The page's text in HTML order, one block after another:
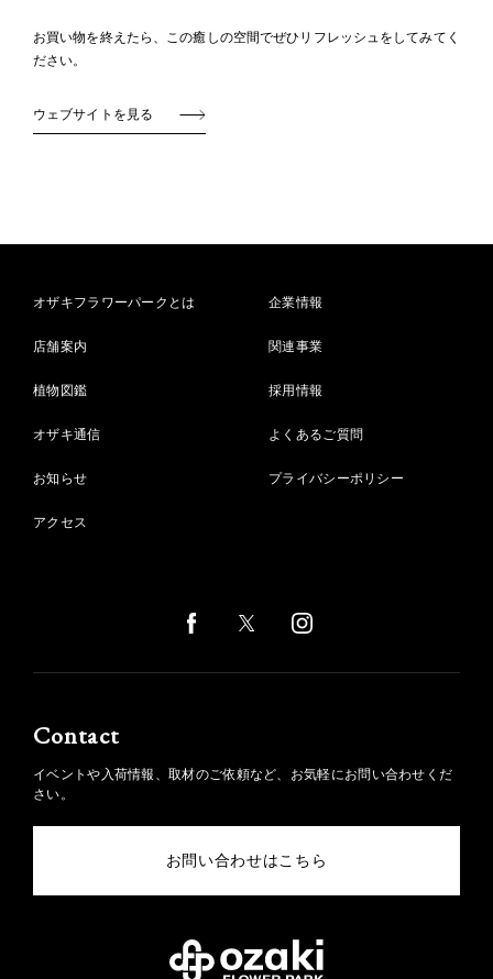
お買い物を終えたら、この癒しの空間でぜひリフレッシュをしてみてく
ださい。
ウェブサイトを見る
オザキフラワーパークとは
店舗案内
植物図鑑
オザキ通信
お知らせ
アクセス
企業情報
関連事業
採用情報
よくあるご質問
プライバシーポリシー
Contact
イベントや入荷情報、取材のご依頼など、お気軽にお問い合わせくだ
さい。
お問い合わせはこちら